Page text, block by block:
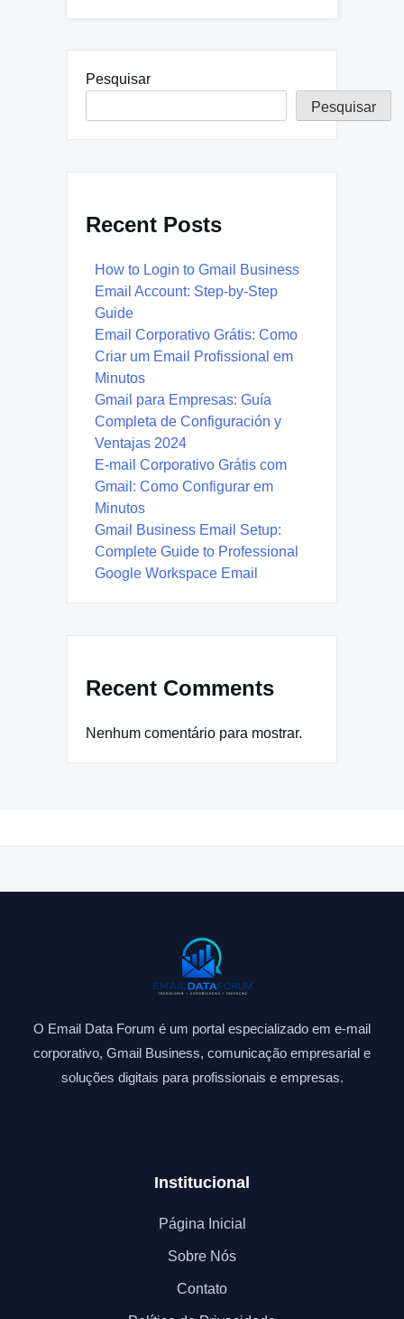
Pesquisar
Pesquisar
Recent Posts
How to Login to Gmail Business
Email Account: Step-by-Step
Guide
Email Corporativo Grátis: Como
Criar um Email Profissional em
Minutos
Gmail para Empresas: Guía
Completa de Configuración y
Ventajas 2024
E-mail Corporativo Grátis com
Gmail: Como Configurar em
Minutos
Gmail Business Email Setup:
Complete Guide to Professional
Google Workspace Email
Recent Comments
Nenhum comentário para mostrar.
O Email Data Forum é um portal especializado em e-mail
corporativo, Gmail Business, comunicação empresarial e
soluções digitais para profissionais e empresas.
Institucional
Página Inicial
Sobre Nós
Contato